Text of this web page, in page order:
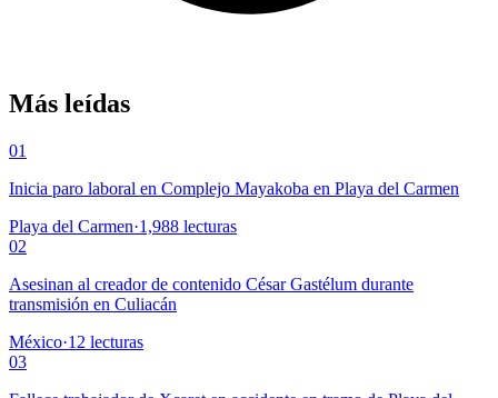
Más leídas
01
Inicia paro laboral en Complejo Mayakoba en Playa del Carmen
Playa del Carmen·1,988 lecturas
02
Asesinan al creador de contenido César Gastélum durante
transmisión en Culiacán
México·12 lecturas
03